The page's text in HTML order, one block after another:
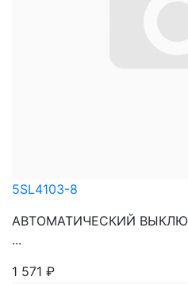
5SL4103-8
АВТОМАТИЧЕСКИЙ
...
1 571 ₽